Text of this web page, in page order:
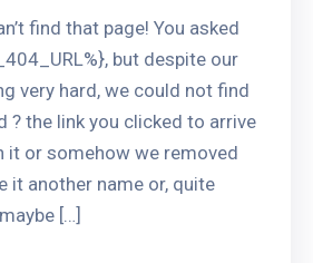
find that page! You asked
but despite our
very hard, we could not find
? the link you clicked to arrive
it or somehow we removed
it another name or, quite
[…]